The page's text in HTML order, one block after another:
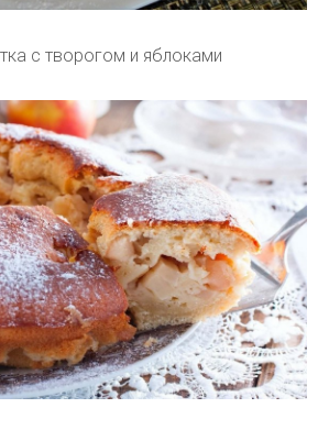
с творогом и яблоками